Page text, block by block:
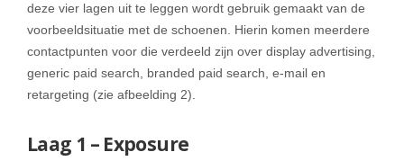
deze vier lagen uit te leggen wordt gebruik gemaakt van de
voorbeeldsituatie met de schoenen. Hierin komen meerdere
contactpunten voor die verdeeld zijn over display advertising,
generic paid search, branded paid search, e-mail en
retargeting (zie afbeelding 2).
Laag 1 – Exposure